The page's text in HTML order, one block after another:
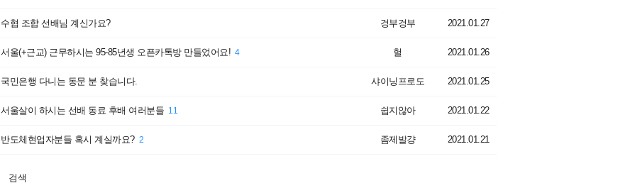
수협 조합 선배님 계신가요? 겅부겅부 2021.01.27
서울(+근교) 근무하시는 95-85년생 오픈카톡방 만들었어요! 4 헐 2021.01.26
국민은행 다니는 동문 분 찾습니다. 샤이닝프로도 2021.01.25
서울살이 하시는 선배 동료 후배 여러분들 11 쉽지않아 2021.01.22
반도체현업자분들 혹시 계실까요? 2 좀제발걍 2021.01.21
검색